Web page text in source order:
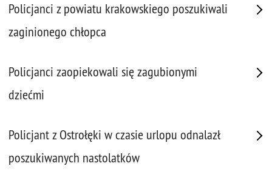
Policjanci z powiatu krakowskiego poszukiwali
zaginionego chłopca
Policjanci zaopiekowali się zagubionymi
dziećmi
Policjant z Ostrołęki w czasie urlopu odnalazł
poszukiwanych nastolatków